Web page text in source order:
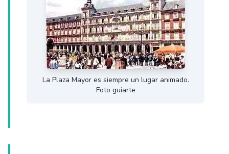
La Plaza Mayor es siempre un lugar animado.
Foto guiarte